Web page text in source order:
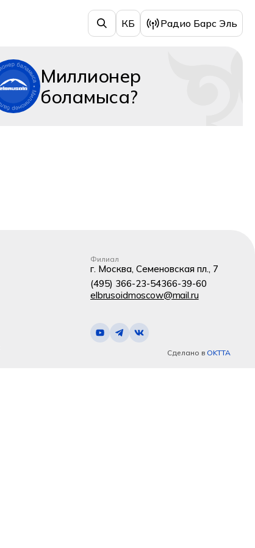
КБ Радио Барс Эль
Миллионер
боламыса?
Филиал
г. Москва, Семеновская пл., 7
(495) 366-23-54366-39-60
elbrusoidmoscow@mail.ru
Сделано в OKTTA